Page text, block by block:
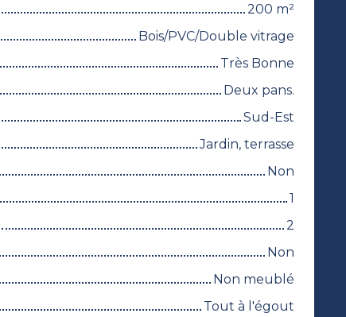
200 m²
Bois/PVC/Double vitrage
Très Bonne
Deux pans.
Sud-Est
Jardin, terrasse
Non
1
2
Non
Non meublé
Tout à l'égout